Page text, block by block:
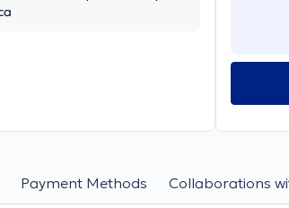
Payment Methods Collaborations